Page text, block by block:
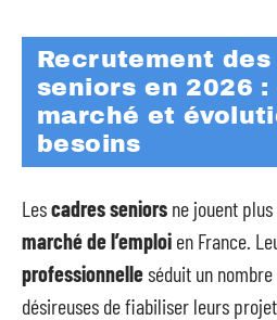
Recrutement des
seniors en 2026
marché et
besoins
Lescadres seniors ne jouent
marché de l’emploi en France.
professionnelleséduit un
désireuses de fiabiliser leurs